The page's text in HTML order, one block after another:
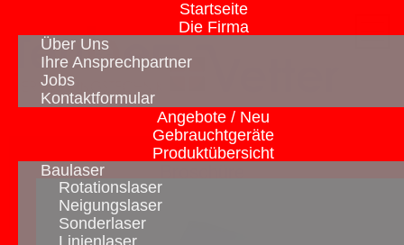
Startseite
Die Firma
Über Uns
Ihre Ansprechpartner
Jobs
Kontaktformular
Angebote / Neu
Gebrauchtgeräte
Produktübersicht
Baulaser
Rotationslaser
Neigungslaser
Sonderlaser
Linienlaser